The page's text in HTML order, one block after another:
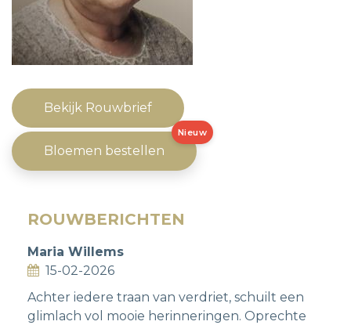
Bekijk Rouwbrief
Bloemen bestellen
Nieuw
ROUWBERICHTEN
Maria Willems
15-02-2026
Achter iedere traan van verdriet, schuilt een
glimlach vol mooie herinneringen. Oprechte